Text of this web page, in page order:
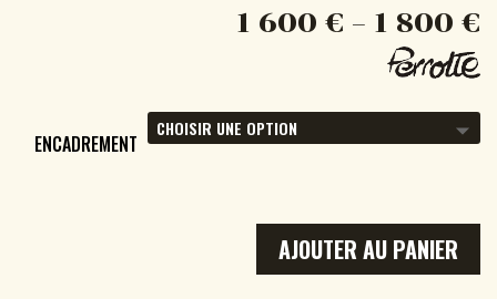
1 600 € – 1 800 €
ENCADREMENT
AJOUTER AU PANIER